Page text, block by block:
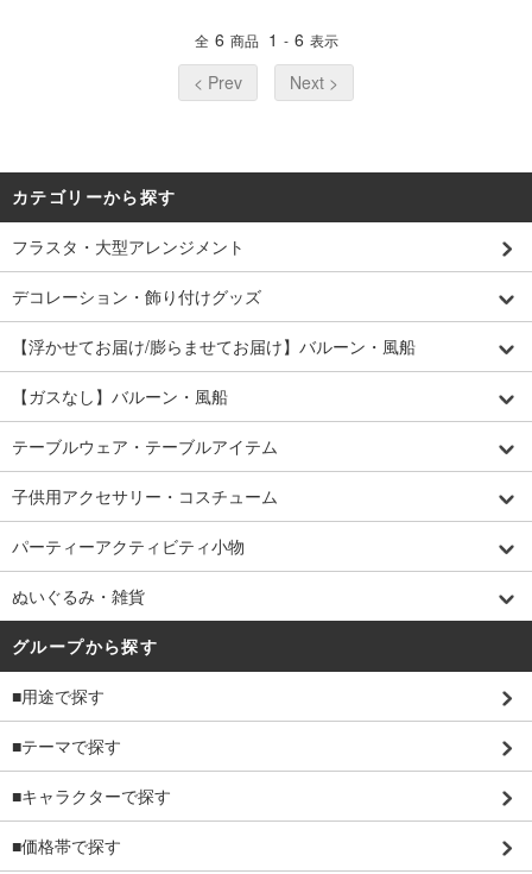
全 6 商品 1 - 6 表示
< Prev Next >
カテゴリーから探す
フラスタ・大型アレンジメント
デコレーション・飾り付けグッズ
【浮かせてお届け/膨らませてお届け】バルーン・風船
【ガスなし】バルーン・風船
テーブルウェア・テーブルアイテム
子供用アクセサリー・コスチューム
パーティーアクティビティ小物
ぬいぐるみ・雑貨
グループから探す
■用途で探す
■テーマで探す
■キャラクターで探す
■価格帯で探す